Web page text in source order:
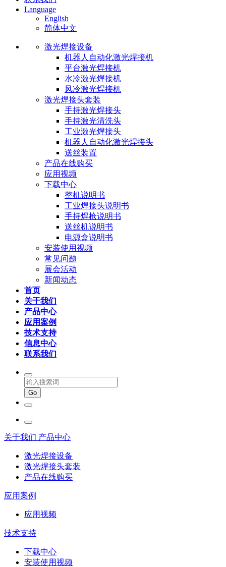
Language
English
简体中文
激光焊接设备
机器人自动化激光焊接机
平台激光焊接机
水冷激光焊接机
风冷激光焊接机
激光焊接头套装
手持激光焊接头
手持激光清洗头
工业激光焊接头
机器人自动化激光焊接头
送丝装置
产品在线购买
应用视频
下载中心
整机说明书
工业焊接头说明书
手持焊枪说明书
送丝机说明书
电源盒说明书
安装使用视频
常见问题
展会活动
新闻动态
首页
关于我们
产品中心
应用案例
技术支持
信息中心
联系我们
关于我们 产品中心
激光焊接设备
激光焊接头套装
产品在线购买
应用案例
应用视频
技术支持
下载中心
安装使用视频